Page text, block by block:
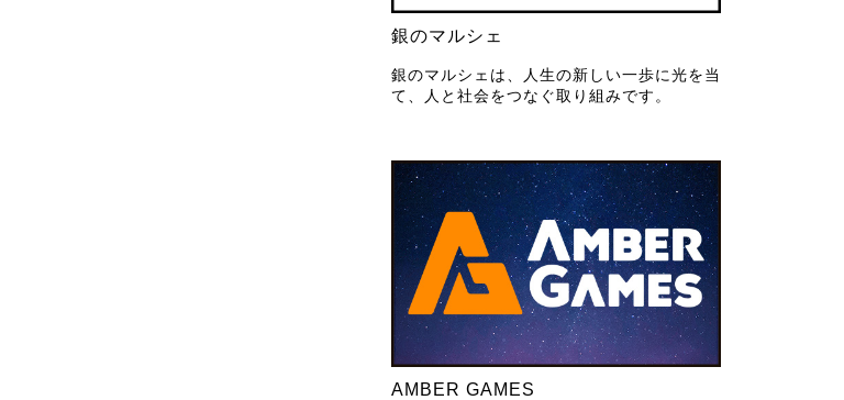
銀のマルシェ
銀のマルシェは、人生の新しい一歩に光を当
て、人と社会をつなぐ取り組みです。
AMBER GAMES